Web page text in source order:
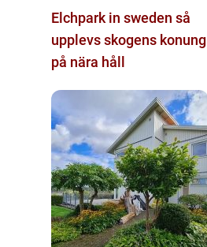
Elchpark in sweden så
upplevs skogens konung
på nära håll